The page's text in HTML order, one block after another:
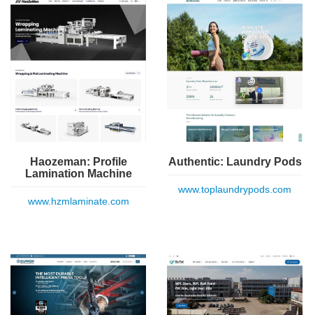
Haozeman: Profile
Lamination Machine
www.hzmlaminate.com
Authentic: Laundry Pods
www.toplaundrypods.com